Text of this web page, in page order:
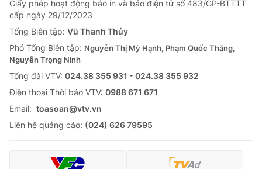
Giấy phép hoạt động báo in và báo điện tử số 483/GP-BTTTT
cấp ngày 29/12/2023
Tổng Biên tập: Vũ Thanh Thủy
Phó Tổng Biên tập: Nguyễn Thị Mỹ Hạnh, Phạm Quốc Thắng,
Nguyễn Trọng Ninh
Tổng đài VTV: 024.38 355 931 - 024.38 355 932
Ðiện thoại Thời báo VTV: 0988 671 671
Email: toasoan@vtv.vn
Liên hệ quảng cáo: (024) 626 79595